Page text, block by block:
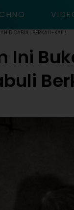
DICABULI BERKALI-KALI!
Ini